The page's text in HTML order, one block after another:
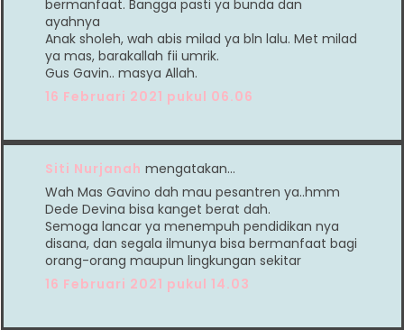
bermanfaat. Bangga pasti ya bunda dan
ayahnya
Anak sholeh, wah abis milad ya bln lalu. Met milad
ya mas, barakallah fii umrik.
Gus Gavin.. masya Allah.
16 Februari 2021 pukul 06.06
Siti Nurjanah mengatakan…
Wah Mas Gavino dah mau pesantren ya..hmm
Dede Devina bisa kanget berat dah.
Semoga lancar ya menempuh pendidikan nya
disana, dan segala ilmunya bisa bermanfaat bagi
orang-orang maupun lingkungan sekitar
16 Februari 2021 pukul 14.03